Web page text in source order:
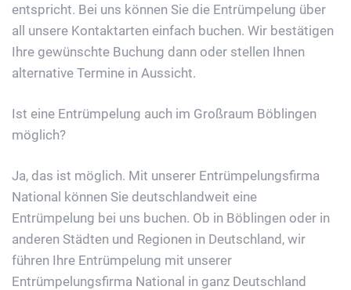
entspricht. Bei uns können Sie die Entrümpelung über
all unsere Kontaktarten einfach buchen. Wir bestätigen
Ihre gewünschte Buchung dann oder stellen Ihnen
alternative Termine in Aussicht.
Ist eine Entrümpelung auch im Großraum Böblingen
möglich?
Ja, das ist möglich. Mit unserer Entrümpelungsfirma
National können Sie deutschlandweit eine
Entrümpelung bei uns buchen. Ob in Böblingen oder in
anderen Städten und Regionen in Deutschland, wir
führen Ihre Entrümpelung mit unserer
Entrümpelungsfirma National in ganz Deutschland